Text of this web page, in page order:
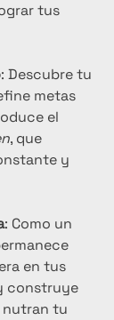
tus
: Descubre tu
metas
el
, que
y
: Como un
en tus
construye
nutran tu